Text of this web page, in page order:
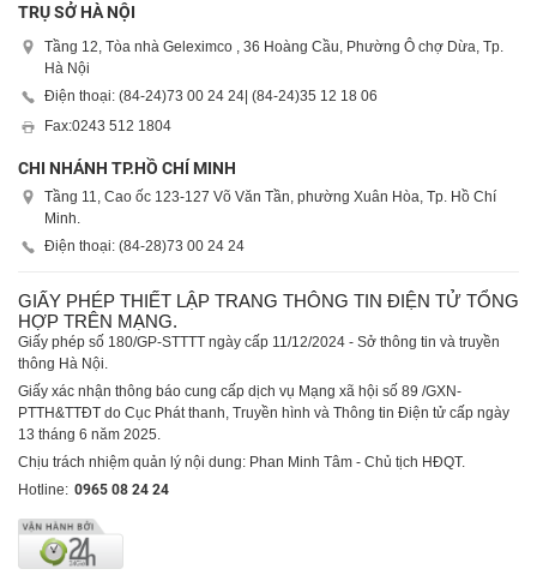
TRỤ SỞ HÀ NỘI
Tầng 12, Tòa nhà Geleximco , 36 Hoàng Cầu, Phường Ô chợ Dừa, Tp.
Hà Nội
Điện thoại: (84-24)73 00 24 24| (84-24)35 12 18 06
Fax:0243 512 1804
CHI NHÁNH TP.HỒ CHÍ MINH
Tầng 11, Cao ốc 123-127 Võ Văn Tần, phường Xuân Hòa, Tp. Hồ Chí
Minh.
Điện thoại: (84-28)73 00 24 24
GIẤY PHÉP THIẾT LẬP TRANG THÔNG TIN ĐIỆN TỬ TỔNG
HỢP TRÊN MẠNG.
Giấy phép số 180/GP-STTTT ngày cấp 11/12/2024 - Sở thông tin và truyền
thông Hà Nội.
Giấy xác nhận thông báo cung cấp dịch vụ Mạng xã hội số 89 /GXN-
PTTH&TTĐT do Cục Phát thanh, Truyền hình và Thông tin Điện tử cấp ngày
13 tháng 6 năm 2025.
Chịu trách nhiệm quản lý nội dung: Phan Minh Tâm - Chủ tịch HĐQT.
Hotline: 0965 08 24 24